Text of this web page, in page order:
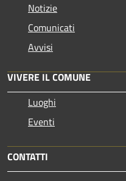
Notizie
Comunicati
Avvisi
VIVERE IL COMUNE
Luoghi
Eventi
CONTATTI